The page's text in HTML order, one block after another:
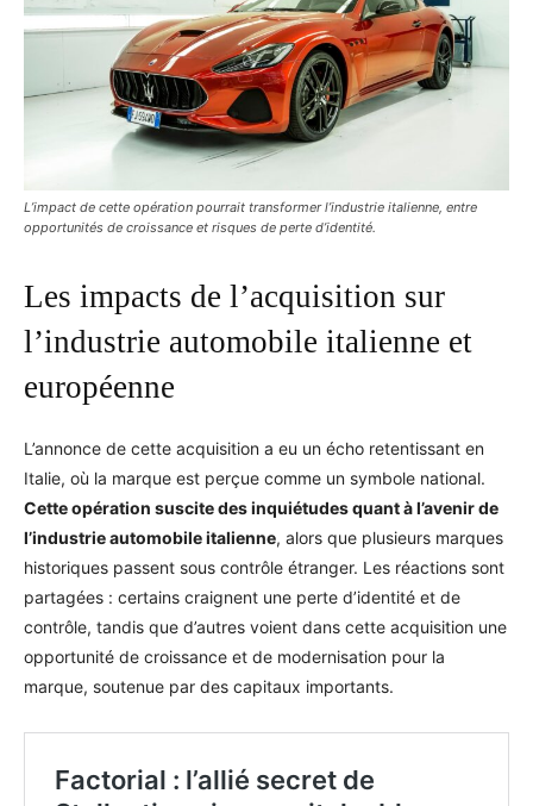
L’impact de cette opération pourrait transformer l’industrie italienne, entre
opportunités de croissance et risques de perte d’identité.
Les impacts de l’acquisition sur
l’industrie automobile italienne et
européenne
L’annonce de cette acquisition a eu un écho retentissant en
Italie, où la marque est perçue comme un symbole national.
Cette opération suscite des inquiétudes quant à l’avenir de
l’industrie automobile italienne, alors que plusieurs marques
historiques passent sous contrôle étranger. Les réactions sont
partagées : certains craignent une perte d’identité et de
contrôle, tandis que d’autres voient dans cette acquisition une
opportunité de croissance et de modernisation pour la
marque, soutenue par des capitaux importants.